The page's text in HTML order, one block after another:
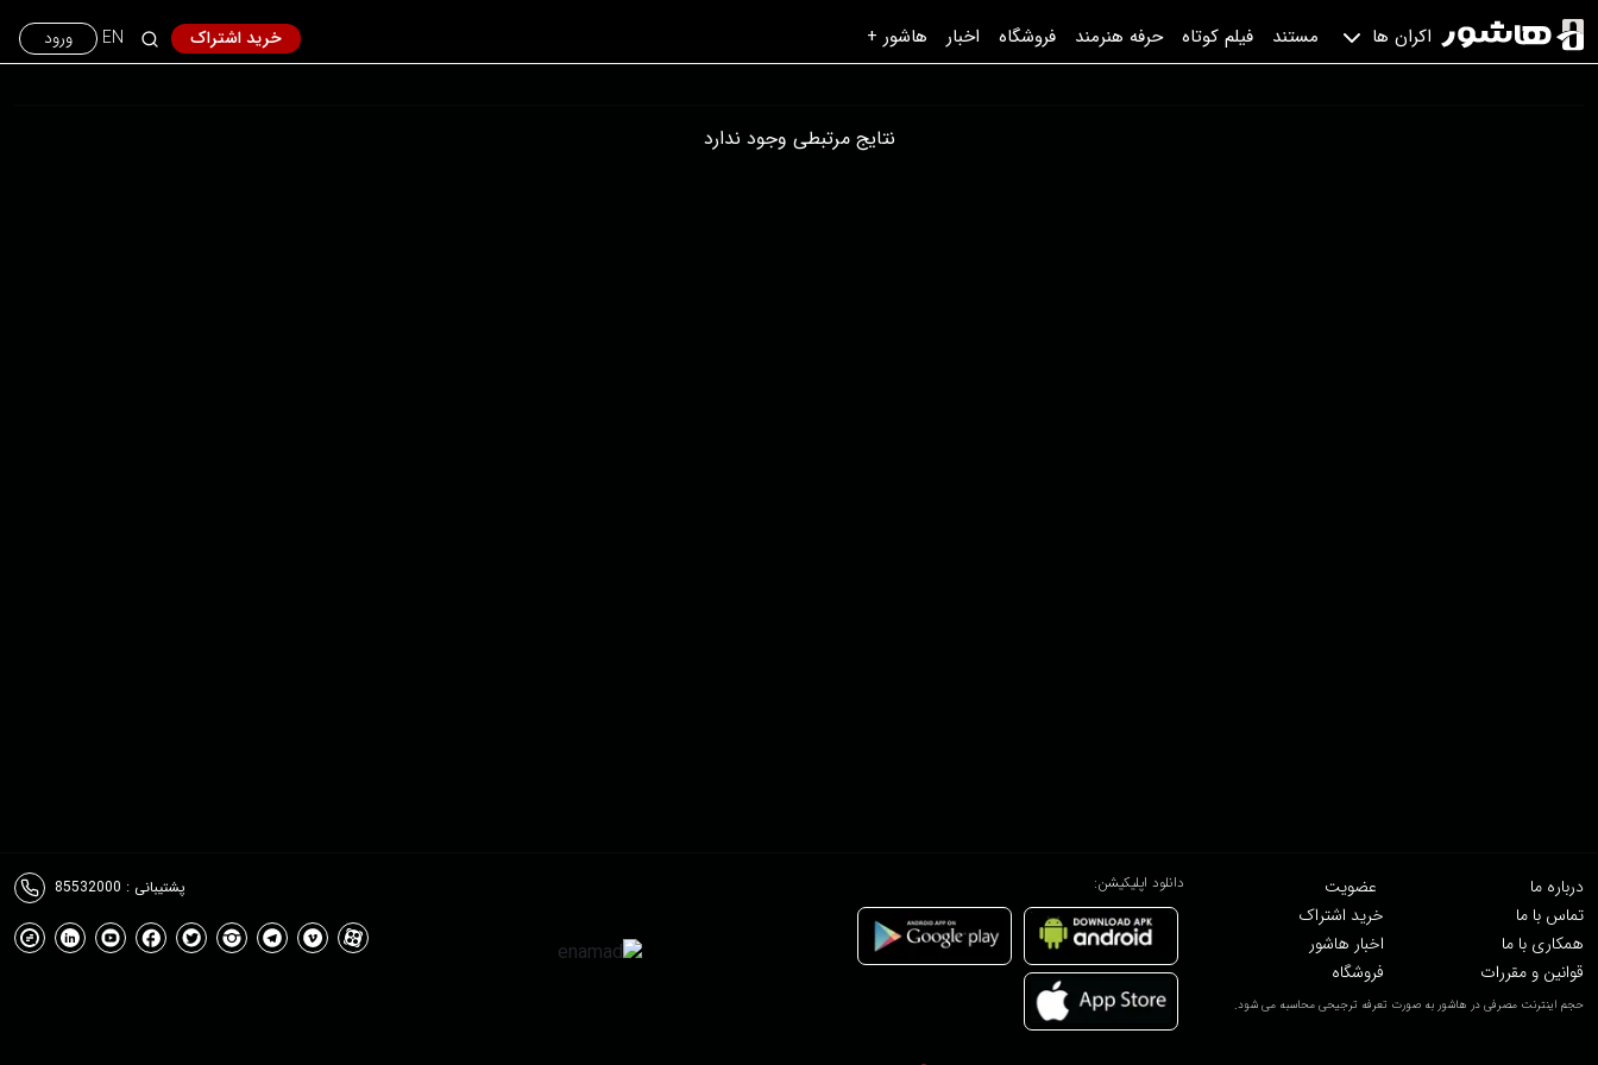
اکران ها مستند فیلم کوتاه حرفه هنرمند فروشگاه اخبار هاشور + خرید اشتراک EN ورود
نتایج مرتبطی وجود ندارد
درباره ما
تماس با ما
همکاری با ما
قوانین و مقررات
عضویت
خرید اشتراک
اخبار هاشور
فروشگاه
حجم اینترنت مصرفی در هاشور به صورت تعرفه ترجیحی محاسبه می شود.
دانلود اپلیکیشن: پشتیبانی : 85532000